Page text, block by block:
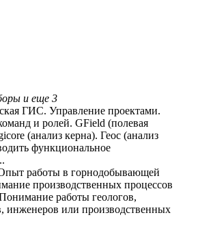
и еще 3
ГИС. Управление проектами.
и ролей. GField (полевая
(анализ керна). Геос (анализ
функциональное
работы в горнодобывающей
производственных процессов
работы геологов,
инженеров или производственных